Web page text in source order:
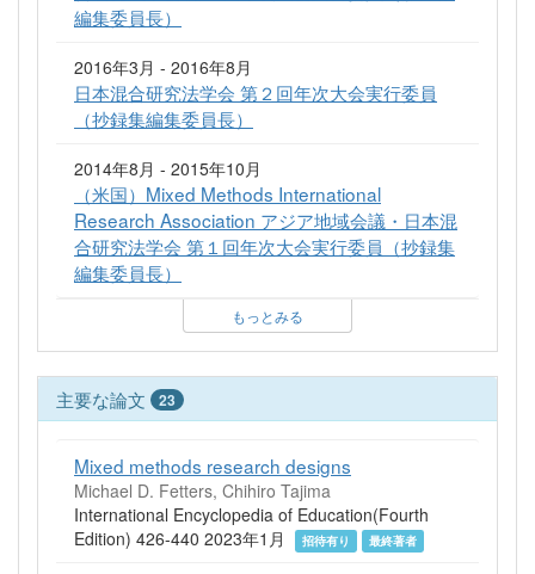
編集委員長）
2016年3月 - 2016年8月
日本混合研究法学会 第２回年次大会実行委員
（抄録集編集委員長）
2014年8月 - 2015年10月
（米国）Mixed Methods International
Research Association アジア地域会議・日本混
合研究法学会 第１回年次大会実行委員（抄録集
編集委員長）
もっとみる
主要な論文 23
Mixed methods research designs
Michael D. Fetters, Chihiro Tajima
International Encyclopedia of Education(Fourth
Edition) 426-440 2023年1月
招待有り 最終著者